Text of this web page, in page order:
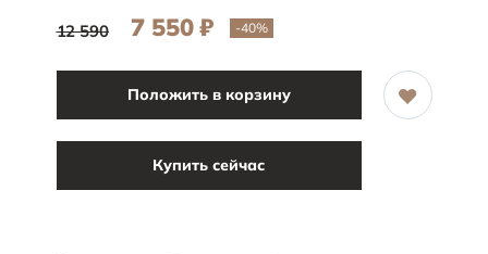
12 590 7 550₽ -40%
Положить в корзину
Купить сейчас